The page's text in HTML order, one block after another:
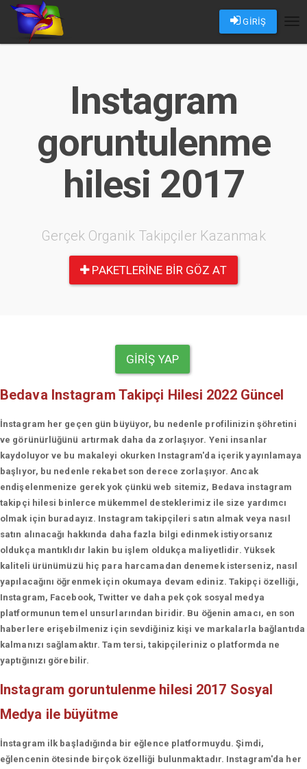
GİRİŞ
Instagram
goruntulenme
hilesi 2017
Gerçek Organik Takipçiler Kazanmak
PAKETLERINE BIR GÖZ AT
GIRIŞ YAP
Bedava Instagram Takipçi Hilesi 2022 Güncel
İnstagram her geçen gün büyüyor, bu nedenle profilinizin şöhretini
ve görünürlüğünü artırmak daha da zorlaşıyor. Yeni insanlar
kaydoluyor ve bu makaleyi okurken Instagram'da içerik yayınlamaya
başlıyor, bu nedenle rekabet son derece zorlaşıyor. Ancak
endişelenmenize gerek yok çünkü web sitemiz, Bedava instagram
takipçi hilesi binlerce mükemmel desteklerimiz ile size yardımcı
olmak için buradayız. Instagram takipçileri satın almak veya nasıl
satın alınacağı hakkında daha fazla bilgi edinmek istiyorsanız
oldukça mantıklıdır lakin bu işlem oldukça maliyetlidir. Yüksek
kaliteli ürünümüzü hiç para harcamadan denemek isterseniz, nasıl
yapılacağını öğrenmek için okumaya devam ediniz. Takipçi özelliği,
Instagram, Facebook, Twitter ve daha pek çok sosyal medya
platformunun temel unsurlarından biridir. Bu öğenin amacı, en son
haberlere erişebilmeniz için sevdiğiniz kişi ve markalarla bağlantıda
kalmanızı sağlamaktır. Tam tersi, takipçileriniz o platformda ne
yaptığınızı görebilir.
Instagram goruntulenme hilesi 2017 Sosyal
Medya ile büyütme
İnstagram ilk başladığında bir eğlence platformuydu. Şimdi,
eğlencenin ötesinde birçok özelliği bulunmaktadır. Instagram'da her